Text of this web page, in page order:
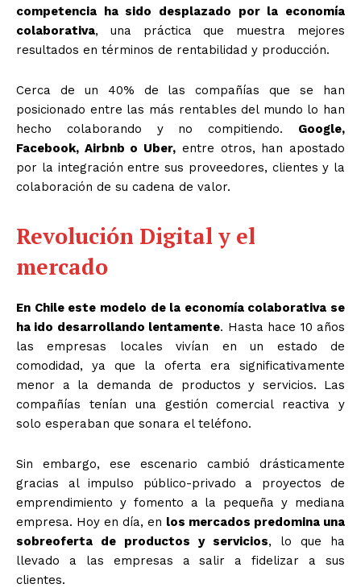
competencia ha sido desplazado por la economía
colaborativa, una práctica que muestra mejores
resultados en términos de rentabilidad y producción.
Cerca de un 40% de las compañías que se han
posicionado entre las más rentables del mundo lo han
hecho colaborando y no compitiendo. Google,
Facebook, Airbnb o Uber, entre otros, han apostado
por la integración entre sus proveedores, clientes y la
colaboración de su cadena de valor.
Revolución Digital y el
mercado
En Chile este modelo de la economía colaborativa se
ha ido desarrollando lentamente. Hasta hace 10 años
las empresas locales vivían en un estado de
comodidad, ya que la oferta era significativamente
menor a la demanda de productos y servicios. Las
compañías tenían una gestión comercial reactiva y
solo esperaban que sonara el teléfono.
Sin embargo, ese escenario cambió drásticamente
gracias al impulso público-privado a proyectos de
emprendimiento y fomento a la pequeña y mediana
empresa. Hoy en día, en los mercados predomina una
sobreoferta de productos y servicios, lo que ha
llevado a las empresas a salir a fidelizar a sus
clientes.